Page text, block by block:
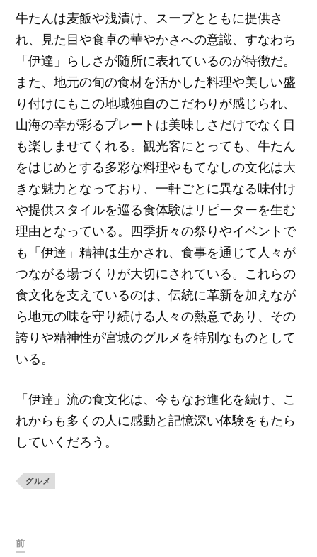
牛たんは麦飯や浅漬け、スープとともに提供さ
れ、見た目や食卓の華やかさへの意識、すなわち
「伊達」らしさが随所に表れているのが特徴だ。
また、地元の旬の食材を活かした料理や美しい盛
り付けにもこの地域独自のこだわりが感じられ、
山海の幸が彩るプレートは美味しさだけでなく目
も楽しませてくれる。観光客にとっても、牛たん
をはじめとする多彩な料理やもてなしの文化は大
きな魅力となっており、一軒ごとに異なる味付け
や提供スタイルを巡る食体験はリピーターを生む
理由となっている。四季折々の祭りやイベントで
も「伊達」精神は生かされ、食事を通じて人々が
つながる場づくりが大切にされている。これらの
食文化を支えているのは、伝統に革新を加えなが
ら地元の味を守り続ける人々の熱意であり、その
誇りや精神性が宮城のグルメを特別なものとして
いる。
「伊達」流の食文化は、今もなお進化を続け、こ
れからも多くの人に感動と記憶深い体験をもたら
していくだろう。
グルメ
前